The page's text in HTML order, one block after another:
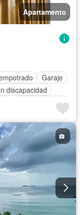
Apartamento
Garaje
discapacidad
Cocina integral